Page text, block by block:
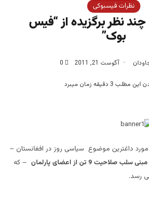
نظرات فیسبوکی
چند نظر برگزیده از “فیس
بوک”
آگوست 21, 2011 0
مطلب 3 دقیقه زمان میبرد
مورد داغترین موضوع سیاسی روز در افغانستان –
9 تن از اعضای پارلمان
– که
رسد.